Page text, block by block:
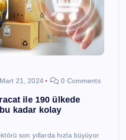
Mart 21, 2024 0 Comments
ile 190 ülkede
bu kadar kolay
son yıllarda hızla büyüyor